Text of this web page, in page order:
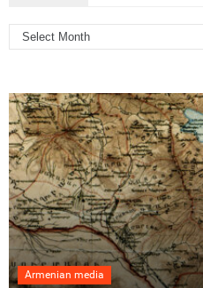
Armenian media